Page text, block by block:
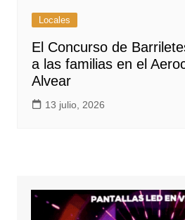
Locales
El Concurso de
a las familias en el
Alvear
13 julio, 2026